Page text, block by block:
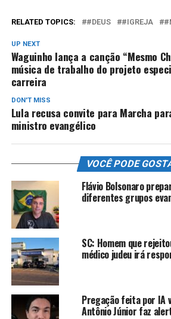
RELATED TOPICS: #DEUS #IGREJA
UP NEXT
Waguinho lança a canção “Mesmo
música de trabalho do projeto
carreira
DON'T MISS
Lula recusa convite para Marcha
ministro evangélico
VOCÊ PODE
Flávio Bolsonaro
diferentes grupos
SC: Homem que
médico judeu irá
Pregação feita por IA
Antônio Júnior faz